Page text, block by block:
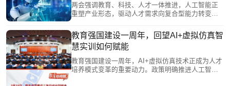
两会强调教育、科技、人才一体推进，人工智能正
重塑产业形态，驱动人才需求向复合型能力转变。
色AI职业教育大模型。南京恒点以AI+虚拟仿真方案
回应，将AI融入教学全流程，构建虚拟实训环境，
实现产教融合与“教学—实训—就业”贯通。两会释放
信号：AI与虚拟仿真正从辅助工具转变为人才培养
的重要动力。
教育强国建设一周年，回望AI+虚拟仿真智
慧实训如何赋能
教育强国建设一周年，AI+虚拟仿真技术正成为人才
培养模式变革的重要动力。政策明确推进人工智能